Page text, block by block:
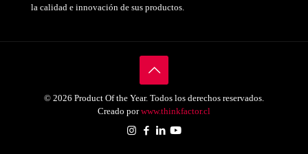
la calidad e innovación de sus productos.
© 2026 Product Of the Year. Todos los derechos reservados.
Creado porwww.thinkfactor.cl